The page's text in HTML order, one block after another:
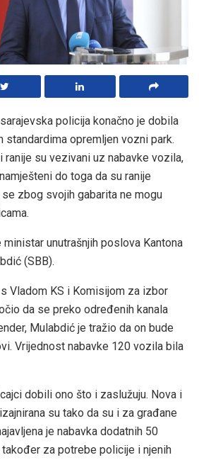
policija konačno je dobila
standardima opremljen vozni park.
ranije su vezivani uz nabavke vozila,
do toga da su ranije
zbog svojih gabarita ne mogu
unutrašnjih poslova Kantona
(SBB).
Vladom KS i Komisijom za izbor
da se preko određenih kanala
Mulabdić je tražio da on bude
Vrijednost nabavke 120 vozila bila
dobili ono što i zaslužuju. Nova i
su tako da su i za građane
je nabavka dodatnih 50
za potrebe policije i njenih